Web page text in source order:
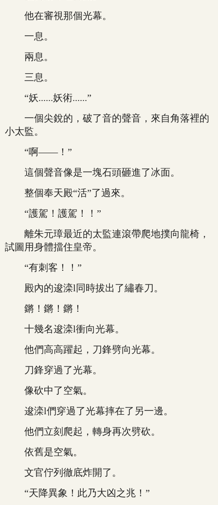
他在審視那個光幕。
一息。
兩息。
三息。
“妖......妖術......”
一個尖銳的，破了音的聲音，來自角落裡的
小太監。
“啊——！”
這個聲音像是一塊石頭砸進了冰面。
整個奉天殿“活”了過來。
“護駕！護駕！！”
離朱元璋最近的太監連滾帶爬地撲向龍椅，
試圖用身體擋住皇帝。
“有刺客！！”
殿內的逡滦l同時拔出了繡春刀。
鏘！鏘！鏘！
十幾名逡滦l衝向光幕。
他們高高躍起，刀鋒劈向光幕。
刀鋒穿過了光幕。
像砍中了空氣。
逡滦l們穿過了光幕摔在了另一邊。
他們立刻爬起，轉身再次劈砍。
依舊是空氣。
文官佇列徹底炸開了。
“天降異象！此乃大凶之兆！”